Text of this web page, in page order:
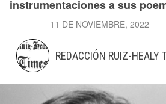
instrumentaciones a sus
11 DE NOVIEMBRE, 2022
REDACCIÓN RUIZ-HEALY